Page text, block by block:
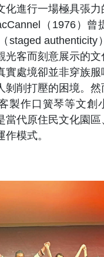
化進行一場極具張
（1976）曾
staged authenticity
光客而刻意展示的文
實處境卻並非穿族
剝削打壓的困境。
製作口簧琴等文創
當代原住民文化園區
模式。